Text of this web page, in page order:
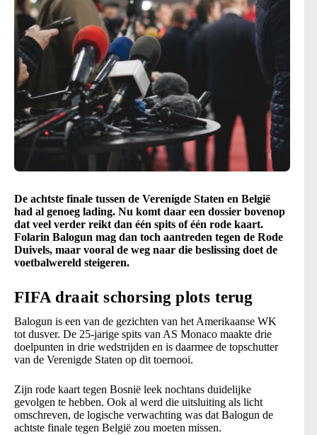
De achtste finale tussen de Verenigde Staten en België
had al genoeg lading. Nu komt daar een dossier bovenop
dat veel verder reikt dan één spits of één rode kaart.
Folarin Balogun mag dan toch aantreden tegen de Rode
Duivels, maar vooral de weg naar die beslissing doet de
voetbalwereld steigeren.
FIFA draait schorsing plots terug
Balogun is een van de gezichten van het Amerikaanse WK
tot dusver. De 25-jarige spits van AS Monaco maakte drie
doelpunten in drie wedstrijden en is daarmee de topschutter
van de Verenigde Staten op dit toernooi.
Zijn rode kaart tegen Bosnië leek nochtans duidelijke
gevolgen te hebben. Ook al werd die uitsluiting als licht
omschreven, de logische verwachting was dat Balogun de
achtste finale tegen België zou moeten missen.